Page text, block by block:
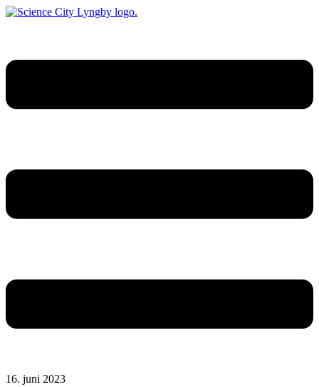
Videre
16. juni 2023